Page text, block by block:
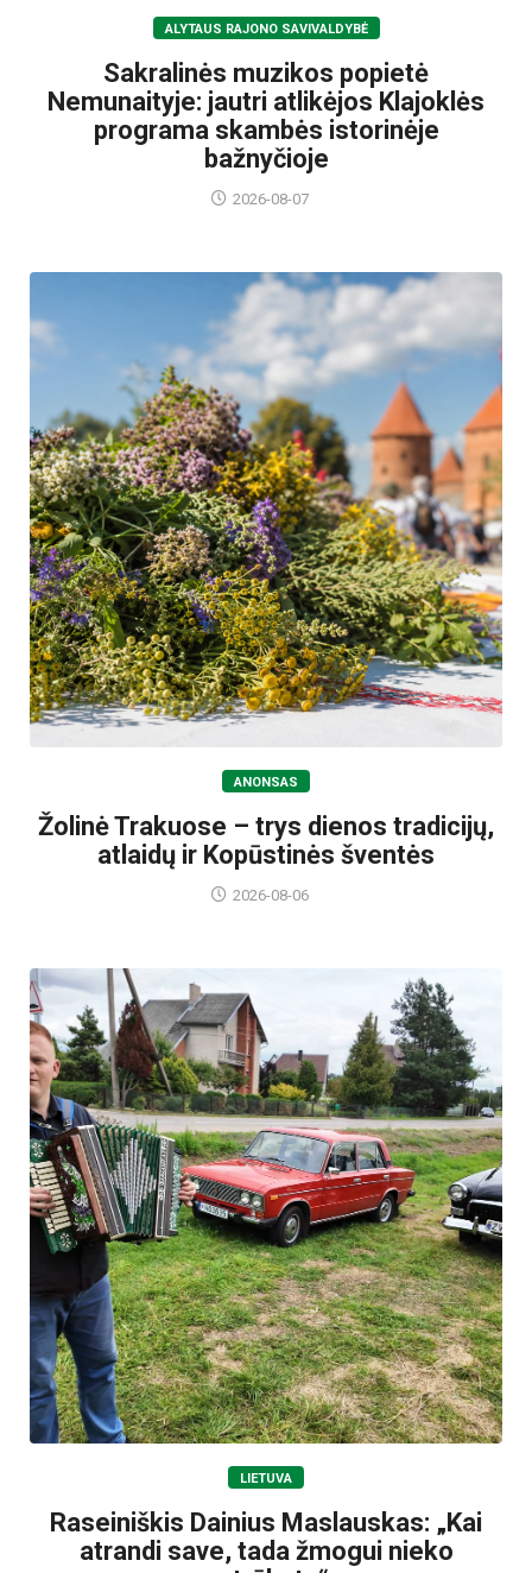
ALYTAUS RAJONO SAVIVALDYBĖ
Sakralinės muzikos popietė
Nemunaityje: jautri atlikėjos Klajoklės
programa skambės istorinėje
bažnyčioje
2026-08-07
ANONSAS
Žolinė Trakuose – trys dienos tradicijų,
atlaidų ir Kopūstinės šventės
2026-08-06
LIETUVA
Raseiniškis Dainius Maslauskas: „Kai
atrandi save, tada žmogui nieko